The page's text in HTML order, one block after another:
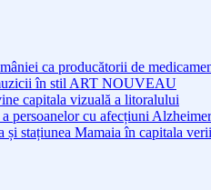
ca producătorii de
în stil ART NOUVEAU
capitala vizuală a litoralului
persoanelor cu afecțiuni
și stațiunea Mamaia în capitala